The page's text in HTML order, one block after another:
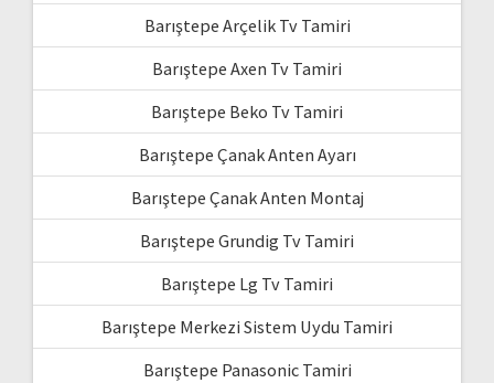
Barıştepe Arçelik Tv Tamiri
Barıştepe Axen Tv Tamiri
Barıştepe Beko Tv Tamiri
Barıştepe Çanak Anten Ayarı
Barıştepe Çanak Anten Montaj
Barıştepe Grundig Tv Tamiri
Barıştepe Lg Tv Tamiri
Barıştepe Merkezi Sistem Uydu Tamiri
Barıştepe Panasonic Tamiri